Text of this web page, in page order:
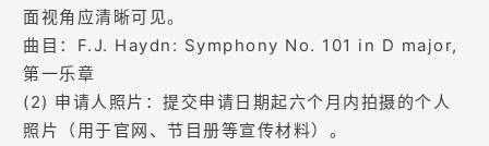
面视角应清晰可见。
曲目：F.J. Haydn: Symphony No. 101 in D major,
第一乐章
(2) 申请人照片：提交申请日期起六个月内拍摄的个人
照片（用于官网、节目册等宣传材料）。